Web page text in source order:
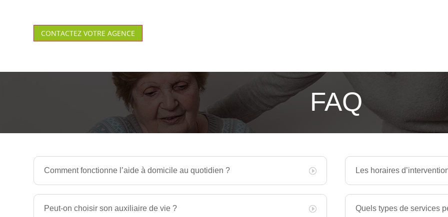
CONTACTEZ VOTRE AGENCE
FAQ
Comment fonctionne l’aide à domicile au quotidien ?
Peut-on choisir son auxiliaire de vie ?
Les horaires
Quels types de services